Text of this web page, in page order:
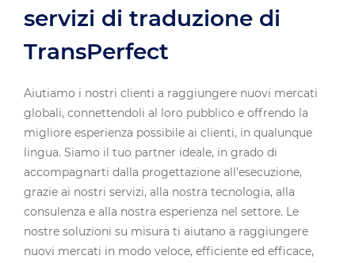
servizi di traduzione di
TransPerfect
Aiutiamo i nostri clienti a raggiungere nuovi mercati
globali, connettendoli al loro pubblico e offrendo la
migliore esperienza possibile ai clienti, in qualunque
lingua. Siamo il tuo partner ideale, in grado di
accompagnarti dalla progettazione all’esecuzione,
grazie ai nostri servizi, alla nostra tecnologia, alla
consulenza e alla nostra esperienza nel settore. Le
nostre soluzioni su misura ti aiutano a raggiungere
nuovi mercati in modo veloce, efficiente ed efficace,